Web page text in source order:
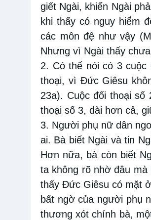
giết Ngài, khiến Ngài
khi thấy có nguy hiểm
các môn đệ như vậy
Nhưng vì Ngài thấy
2. Có thể nói có 3
thoại, vì Đức Giêsu
23a). Cuộc đối thoại số
thoại số 3, dài hơn cả,
3. Người phụ nữ dân
ai. Bà biết Ngài và tin
Hơn nữa, bà còn biết
ta không rõ nhờ đâu
thấy Đức Giêsu có mặt
bất ngờ của người phụ
thương xót chính bà,